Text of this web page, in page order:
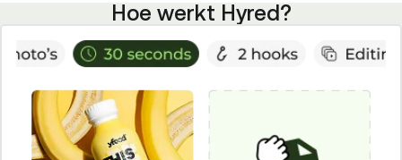
Hoe werkt Hyred?